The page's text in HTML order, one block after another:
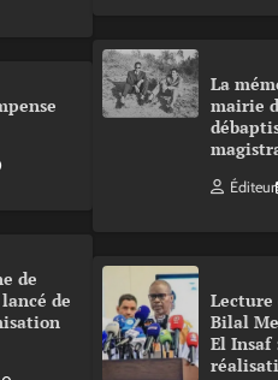
de
de
La
mairie
Éditeur
Lecture
Bilal
El Insaf